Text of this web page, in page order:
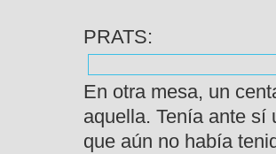
PRATS:
En otra mesa, un
aquella. Tenía ante sí
que aún no había